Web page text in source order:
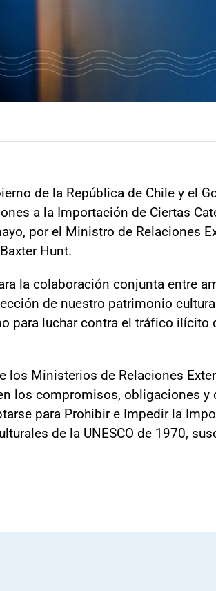
de la República de Chile y el
a la Importación de Ciertas
por el Ministro de Relaciones
Hunt.
la colaboración conjunta entre
de nuestro patrimonio
para luchar contra el tráfico ilícito
los Ministerios de Relaciones
los compromisos, obligaciones
para Prohibir e Impedir la
de la UNESCO de 1970,